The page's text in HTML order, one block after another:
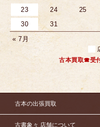
23
24 25
30
31
« 7月
古本買取☎受
古本の出張買取
古書象々 店舗について